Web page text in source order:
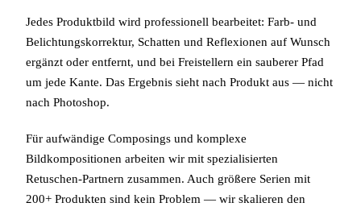
Jedes Produktbild wird professionell bearbeitet: Farb- und
Belichtungskorrektur, Schatten und Reflexionen auf Wunsch
ergänzt oder entfernt, und bei Freistellern ein sauberer Pfad
um jede Kante. Das Ergebnis sieht nach Produkt aus — nicht
nach Photoshop.
Für aufwändige Composings und komplexe
Bildkompositionen arbeiten wir mit spezialisierten
Retuschen-Partnern zusammen. Auch größere Serien mit
200+ Produkten sind kein Problem — wir skalieren den